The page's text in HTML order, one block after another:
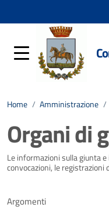
Home / Amministrazione /
Organi di
Le informazioni sulla giunta
convocazioni, le registrazioni
Argomenti